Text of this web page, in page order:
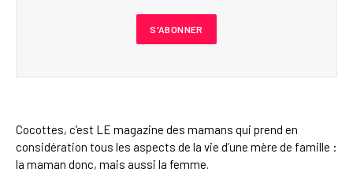
Cocottes, c’est LE magazine des mamans qui prend en
considération tous les aspects de la vie d’une mère de famille :
la maman donc, mais aussi la femme.